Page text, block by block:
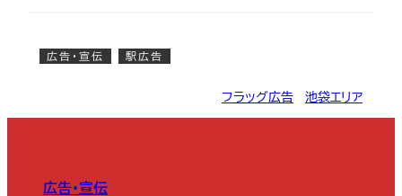
広告・宣伝 駅広告
フラッグ広告 池袋エリア
広告・宣伝